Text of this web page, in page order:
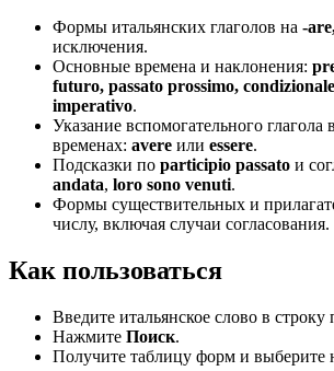
Формы итальянских глаголов на -
исключения.
Основные времена и наклонения:
futuro, passato prossimo,
imperativo.
Указание вспомогательного
временах: avere или essere.
Подсказки по participio passato и
andata, loro sono venuti.
Формы существительных и
числу, включая случаи согласования.
Как пользоваться
Введите итальянское слово в строку
Нажмите Поиск.
Получите таблицу форм и выберите